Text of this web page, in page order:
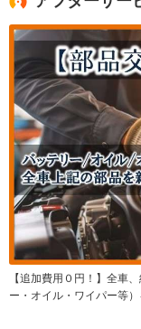
【追加費用０円！】全車
ー・オイル・ワイパー等